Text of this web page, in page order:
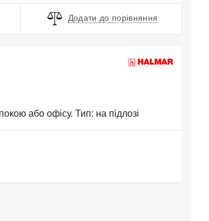
Додати до порівняння
або офісу. Тип: на підлозі